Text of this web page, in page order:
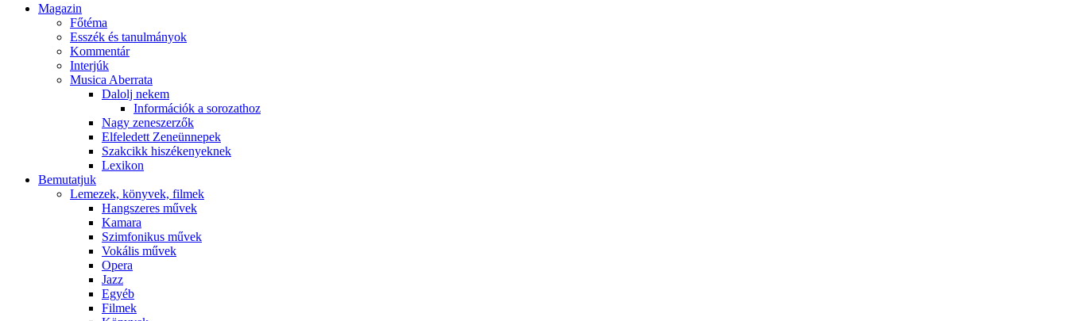
Magazin
Főtéma
Esszék és tanulmányok
Kommentár
Interjúk
Musica Aberrata
Dalolj nekem
Információk a sorozathoz
Nagy zeneszerzők
Elfeledett Zeneünnepek
Szakcikk hiszékenyeknek
Lexikon
Bemutatjuk
Lemezek, könyvek, filmek
Hangszeres művek
Kamara
Szimfonikus művek
Vokális művek
Opera
Jazz
Egyéb
Filmek